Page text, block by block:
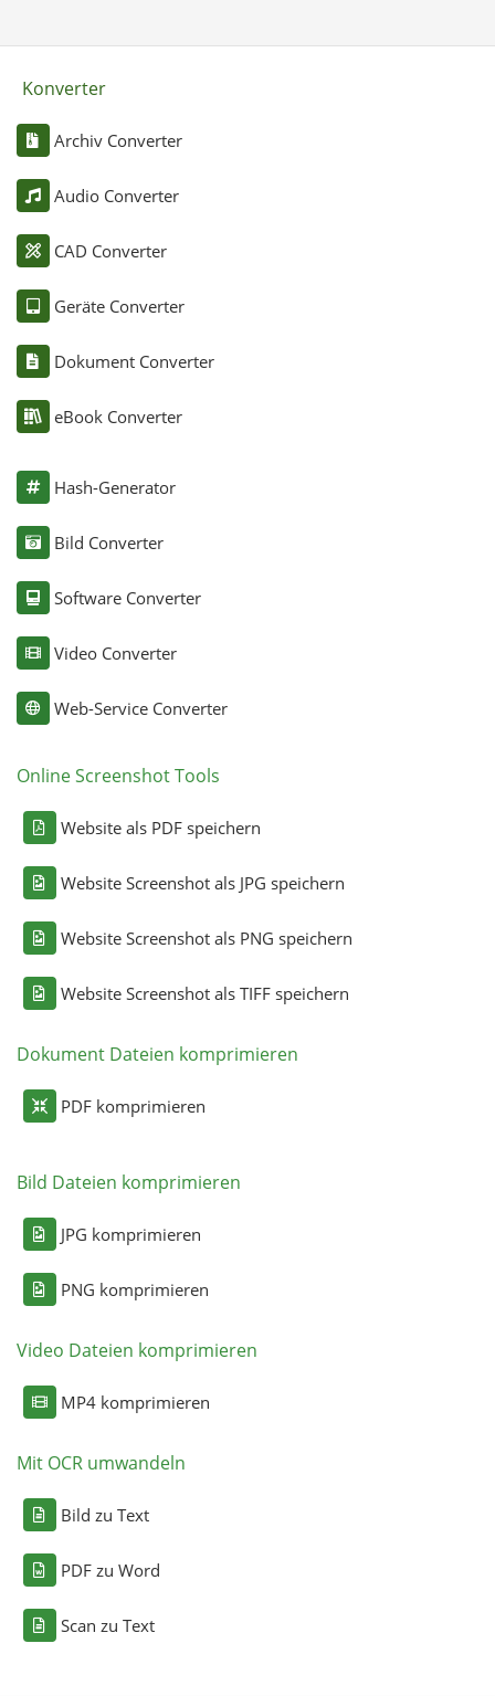
Konverter
Archiv Converter
Audio Converter
CAD Converter
Geräte Converter
Dokument Converter
eBook Converter
Hash-Generator
Bild Converter
Software Converter
Video Converter
Web-Service Converter
Online Screenshot Tools
Website als PDF speichern
Website Screenshot als JPG speichern
Website Screenshot als PNG speichern
Website Screenshot als TIFF speichern
Dokument Dateien komprimieren
PDF komprimieren
Bild Dateien komprimieren
JPG komprimieren
PNG komprimieren
Video Dateien komprimieren
MP4 komprimieren
Mit OCR umwandeln
Bild zu Text
PDF zu Word
Scan zu Text